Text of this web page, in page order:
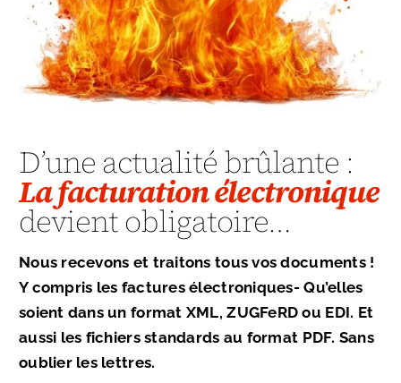
D’une actualité brûlante :
La facturation électronique
devient obligatoire…
Nous recevons et traitons tous vos documents !
Y compris les factures électroniques- Qu’elles
soient dans un format XML, ZUGFeRD ou EDI. Et
aussi les fichiers standards au format PDF. Sans
oublier les lettres.